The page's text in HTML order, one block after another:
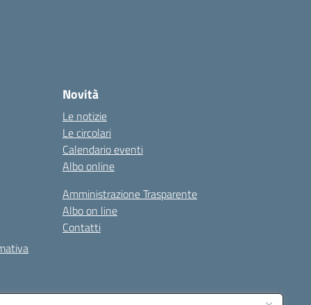
Novità
Le notizie
Le circolari
Calendario eventi
Albo online
Amministrazione Trasparente
Albo on line
Contatti